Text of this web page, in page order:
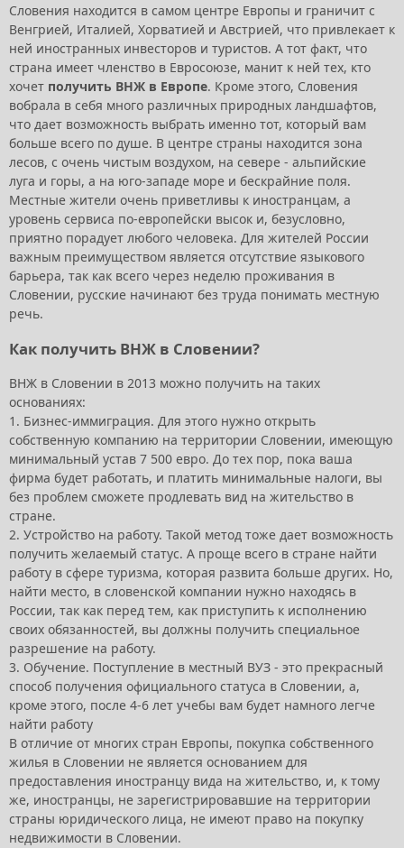
Словения находится в самом центре Европы и граничит с
Венгрией, Италией, Хорватией и Австрией, что привлекает к
ней иностранных инвесторов и туристов. А тот факт, что
страна имеет членство в Евросоюзе, манит к ней тех, кто
хочет получить ВНЖ в Европе. Кроме этого, Словения
вобрала в себя много различных природных ландшафтов,
что дает возможность выбрать именно тот, который вам
больше всего по душе. В центре страны находится зона
лесов, с очень чистым воздухом, на севере - альпийские
луга и горы, а на юго-западе море и бескрайние поля.
Местные жители очень приветливы к иностранцам, а
уровень сервиса по-европейски высок и, безусловно,
приятно порадует любого человека. Для жителей России
важным преимуществом является отсутствие языкового
барьера, так как всего через неделю проживания в
Словении, русские начинают без труда понимать местную
речь.
Как получить ВНЖ в Словении?
ВНЖ в Словении в 2013 можно получить на таких
основаниях:
1. Бизнес-иммиграция. Для этого нужно открыть
собственную компанию на территории Словении, имеющую
минимальный устав 7 500 евро. До тех пор, пока ваша
фирма будет работать, и платить минимальные налоги, вы
без проблем сможете продлевать вид на жительство в
стране.
2. Устройство на работу. Такой метод тоже дает возможность
получить желаемый статус. А проще всего в стране найти
работу в сфере туризма, которая развита больше других. Но,
найти место, в словенской компании нужно находясь в
России, так как перед тем, как приступить к исполнению
своих обязанностей, вы должны получить специальное
разрешение на работу.
3. Обучение. Поступление в местный ВУЗ - это прекрасный
способ получения официального статуса в Словении, а,
кроме этого, после 4-6 лет учебы вам будет намного легче
найти работу
В отличие от многих стран Европы, покупка собственного
жилья в Словении не является основанием для
предоставления иностранцу вида на жительство, и, к тому
же, иностранцы, не зарегистрировавшие на территории
страны юридического лица, не имеют право на покупку
недвижимости в Словении.